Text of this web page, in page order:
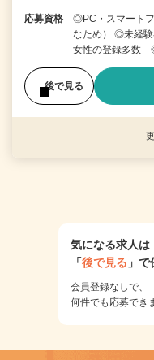
応募資格
◎PC・スマート
なため） ◎未経
女性の登録多数
後で見る
気になる求人は
「後で見る 」で
会員登録なしで、
何件でも応募でき